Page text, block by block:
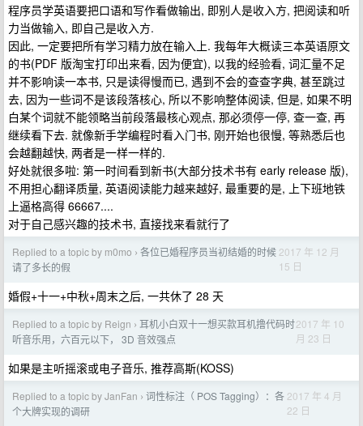
程序员学英语要把口语和写作看做输出, 即别人是收入方, 把阅读和听
力当做输入, 即自己是收入方.
因此, 一定要把所有学习精力放在输入上. 我每年大概读三本英语原文
的书(PDF 版淘宝打印出来看, 因为便宜), 以我的经验看, 词汇量不足
并不影响读一本书, 只是读得慢而已, 遇到不会的查查字典, 甚至跳过
去, 因为一些词不是该段落核心, 所以不影响整体阅读, 但是, 如果不明
白某个词就不能领略当前段落最核心观点, 那必须停一停, 查一查, 再
继续看下去. 就像新手学编程时看入门书, 刚开始也很慢, 等熟悉后也
会越翻越快, 两者是一样一样的.
好处就很多啦: 第一时间看到新书(大部分技术书有 early release 版),
不用担心翻译质量, 英语阅读能力越来越好, 最重要的是, 上下班地铁
上逼格高得 66667....
对于自己感兴趣的技术书, 直接找来看就行了
Replied to a topic by m0mo › 各位已婚程序员当初结婚的时候
请了多长的假
2017 年 12 月
15 日
婚假+十一+中秋+周末之后, 一共休了 28 天
Replied to a topic by Reign › 耳机小白双十一想买款耳机撸代码时
听音乐用，六百元以下， 3D 音效强点
2017 年 10
月 23 日
如果是主听摇滚或电子音乐, 推荐高斯(KOSS)
Replied to a topic by JanFan › 词性标注（ POS Tagging）：各
个大牌实现的调研
2017 年 4 月
22 日